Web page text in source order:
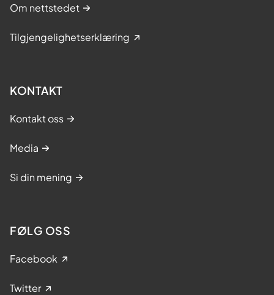
Om nettstedet
Tilgjengelighetserklæring
KONTAKT
Kontakt oss
Media
Si din mening
FØLG OSS
Facebook
Twitter